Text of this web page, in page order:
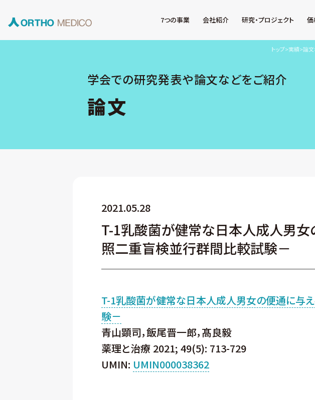
7つの事業 会社紹介 研究・プロジェクト
トップ>実績>論文
学会での研究発表や論文などをご紹介
論文
2021.05.28
T-1乳酸菌が健常な日本人成人男女
照二重盲検並行群間比較試験－
T-1乳酸菌が健常な日本人成人男女の便通に与
験－
青山顕司，飯尾晋一郎，髙良毅
薬理と治療 2021; 49(5): 713-729
UMIN: UMIN000038362